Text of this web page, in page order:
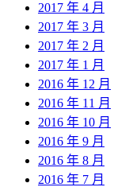
2017 年 4 月
2017 年 3 月
2017 年 2 月
2017 年 1 月
2016 年 12 月
2016 年 11 月
2016 年 10 月
2016 年 9 月
2016 年 8 月
2016 年 7 月